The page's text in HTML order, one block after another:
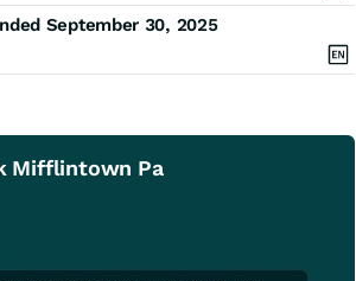
September 30, 2025
Mifflintown Pa